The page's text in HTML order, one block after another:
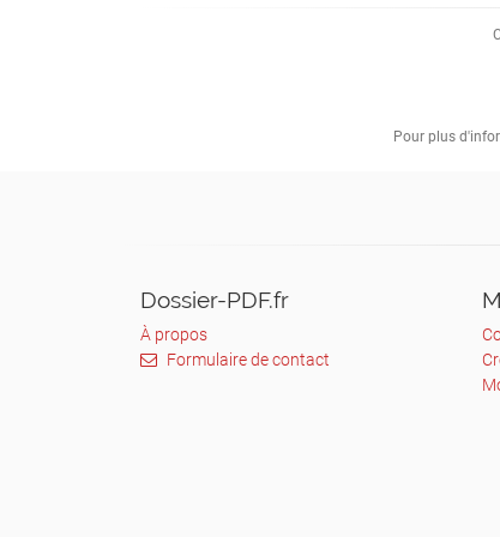
(une semaine maximum)
Café galerie Le Simone
45 Rue Vaubecour - 69002
Pour plus
Dossier-PDF.fr
À propos
Formulaire de contact